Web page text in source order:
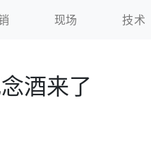
现场 技术
酒来了